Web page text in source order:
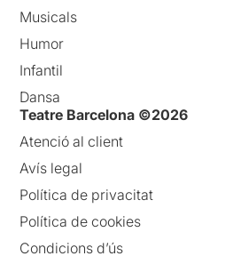
Musicals
Humor
Infantil
Dansa
Teatre Barcelona ©2026
Atenció al client
Avís legal
Política de privacitat
Política de cookies
Condicions d’ús